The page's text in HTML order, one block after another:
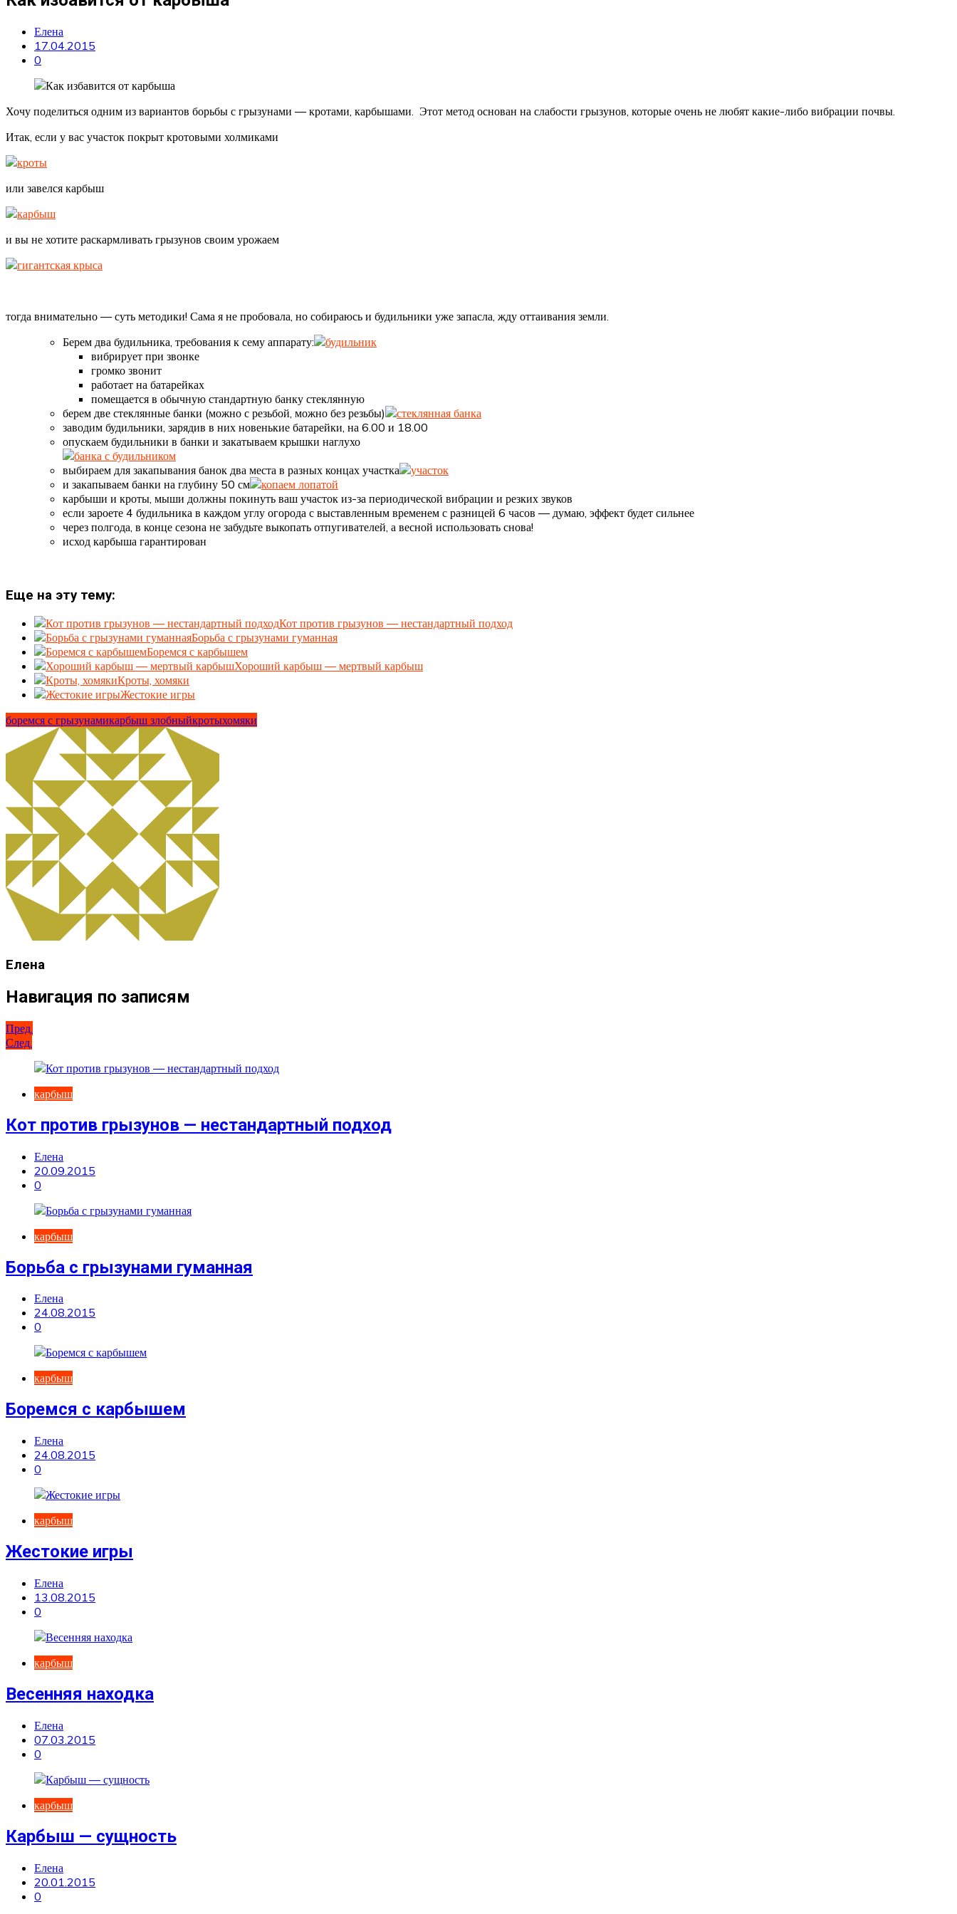
Елена
17.04.2015
0
Хочу поделиться одним из вариантов борьбы с грызунами — кротами, карбышами. Этот метод основан на слабости грызунов, которые очень не любят какие-либо вибрации почвы.
Итак, если у вас участок покрыт кротовыми холмиками
или завелся карбыш
и вы не хотите раскармливать грызунов своим урожаем
тогда внимательно — суть методики! Сама я не пробовала, но собираюсь и будильники уже запасла, жду оттаивания земли.
Берем два будильника, требования к сему аппарату:
вибрирует при звонке
громко звонит
работает на батарейках
помещается в обычную стандартную банку стеклянную
берем две стеклянные банки (можно с резьбой, можно без резьбы)
заводим будильники, зарядив в них новенькие батарейки, на 6.00 и 18.00
опускаем будильники в банки и закатываем крышки наглухо
выбираем для закапывания банок два места в разных концах участка
и закапываем банки на глубину 50 см
карбыши и кроты, мыши должны покинуть ваш участок из-за периодической вибрации и резких звуков
если зароете 4 будильника в каждом углу огорода с выставленным временем с разницей 6 часов — думаю, эффект будет сильнее
через полгода, в конце сезона не забудьте выкопать отпугивателей, а весной использовать снова!
исход карбыша гарантирован
Еще на эту тему:
Кот против грызунов — нестандартный подход
Борьба с грызунами гуманная
Боремся с карбышем
Хороший карбыш — мертвый карбыш
Кроты, хомяки
Жестокие игры
боремся с грызунамикарбыш злобныйкротыхомяки
Елена
Навигация по записям
Пред.
След.
карбыш
Кот против грызунов — нестандартный подход
Елена
20.09.2015
0
карбыш
Борьба с грызунами гуманная
Елена
24.08.2015
0
карбыш
Боремся с карбышем
Елена
24.08.2015
0
карбыш
Жестокие игры
Елена
13.08.2015
0
карбыш
Весенняя находка
Елена
07.03.2015
0
карбыш
Карбыш — сущность
Елена
20.01.2015
0